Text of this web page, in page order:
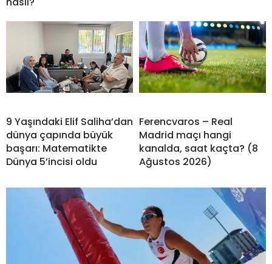
9 Yaşındaki Elif Saliha’dan
dünya çapında büyük
başarı: Matematikte
Dünya 5’incisi oldu
Ferencvaros – Real
Madrid maçı hangi
kanalda, saat kaçta? (8
Ağustos 2026)